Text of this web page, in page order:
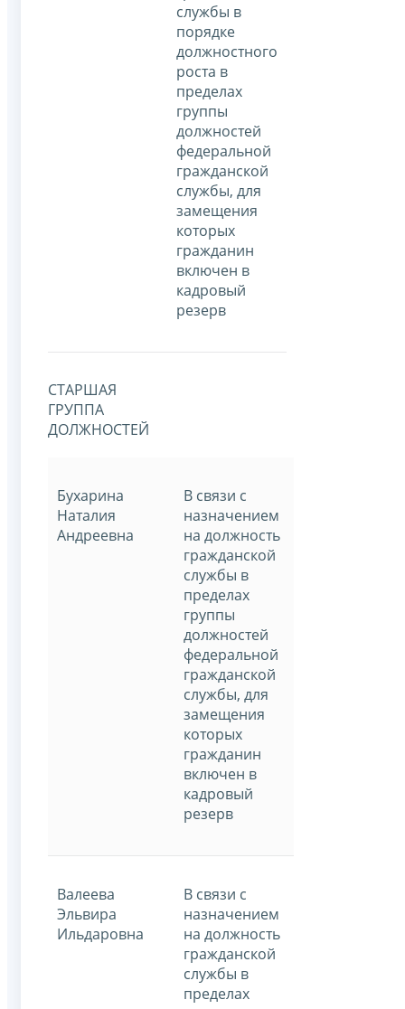
службы в
порядке
должностного
роста в
пределах
группы
должностей
федеральной
гражданской
службы, для
замещения
которых
гражданин
включен в
кадровый
резерв
СТАРШАЯ
ГРУППА
ДОЛЖНОСТЕЙ
Бухарина
Наталия
Андреевна
В связи с
назначением
на должность
гражданской
службы в
пределах
группы
должностей
федеральной
гражданской
службы, для
замещения
которых
гражданин
включен в
кадровый
резерв
Валеева
Эльвира
Ильдаровна
В связи с
назначением
на должность
гражданской
службы в
пределах